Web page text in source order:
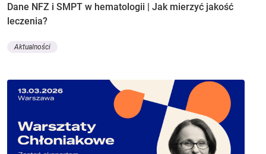
Dane NFZ i SMPT w hematologii | Jak mierzyć jakość
leczenia?
Aktualności